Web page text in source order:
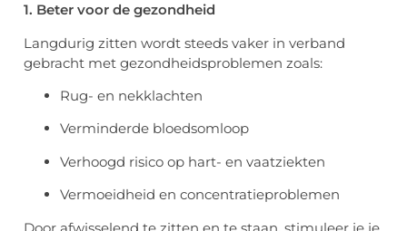
1. Beter voor de gezondheid
Langdurig zitten wordt steeds vaker in verband
gebracht met gezondheidsproblemen zoals:
Rug- en nekklachten
Verminderde bloedsomloop
Verhoogd risico op hart- en vaatziekten
Vermoeidheid en concentratieproblemen
Door afwisselend te zitten en te staan, stimuleer je je